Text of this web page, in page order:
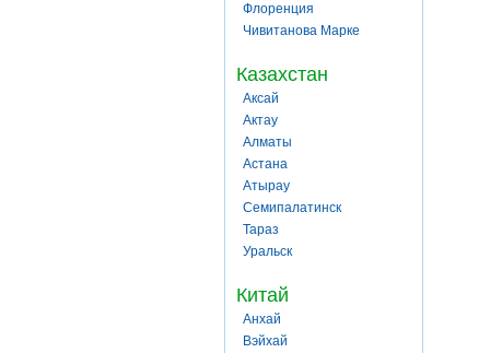
Флоренция
Чивитанова Марке
Казахстан
Аксай
Актау
Алматы
Астана
Атырау
Семипалатинск
Тараз
Уральск
Китай
Анхай
Вэйхай